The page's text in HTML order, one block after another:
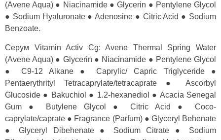
(Avene Aqua) ● Niacinamide ● Glycerin ● Pentylene Glycol
● Sodium Hyaluronate ● Adenosine ● Citric Acid ● Sodium
Benzoate.
Серум Vitamin Activ Cg: Avene Thermal Spring Water
(Avene Aqua) ● Glycerin ● Niacinamide ● Pentylene Glycol
● C9-12 Alkane ● Caprylic/ Capric Triglyceride ●
Pentaerythrityl Tetracaprylate/tetracaprate ● Ascorbyl
Glucoside ● Bakuchiol ● 1.2-hexanediol ● Acacia Senegal
Gum ● Butylene Glycol ● Citric Acid ● Coco-
caprylate/caprate ● Fragrance (Parfum) ● Glyceryl Behenate
● Glyceryl Dibehenate ● Sodium Citrate ● Sodium